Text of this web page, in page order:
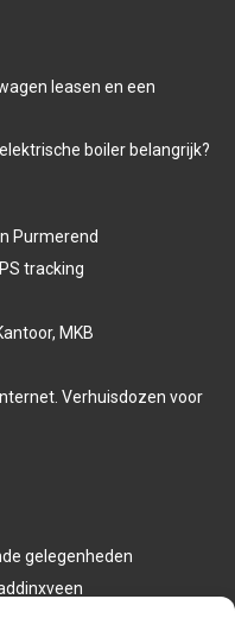
leasen en een
boiler belangrijk?
Purmerend
tracking
MKB
Verhuisdozen voor
gelegenheden